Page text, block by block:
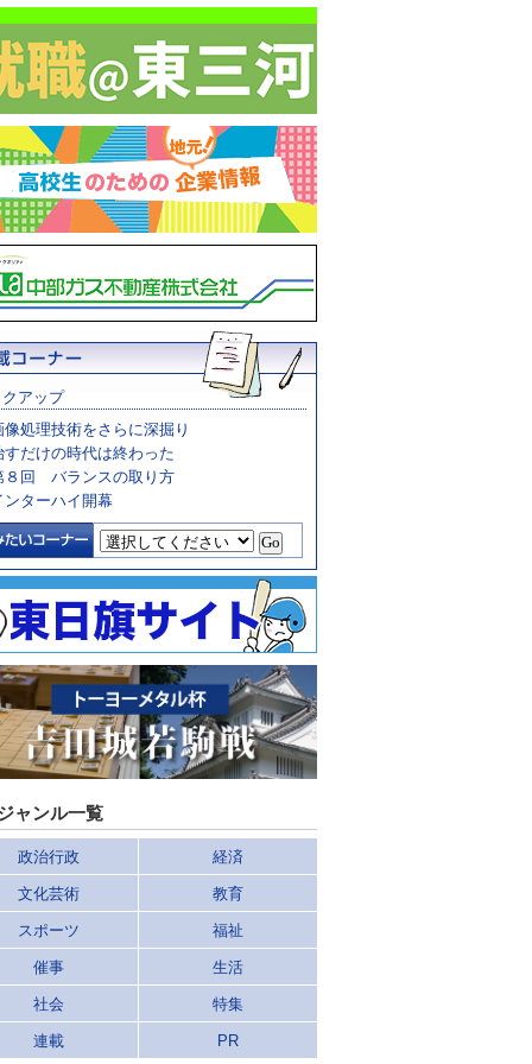
アップ
像処理技術をさらに深掘り
すだけの時代は終わった
８回 バランスの取り方
ンターハイ開幕
ャンル一覧
政治行政 経済
文化芸術 教育
スポーツ 福祉
催事 生活
社会 特集
連載 PR